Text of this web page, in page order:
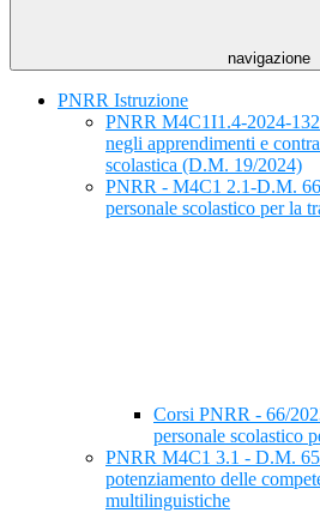
navigazione
PNRR Istruzione
PNRR M4C1I1.4-2024-
negli apprendimenti e
scolastica (D.M. 19/2024)
PNRR - M4C1 2.1-D.M.
personale scolastico per la
Corsi PNRR - 66/
personale scolastico
PNRR M4C1 3.1 - D.M.
potenziamento delle
multilinguistiche